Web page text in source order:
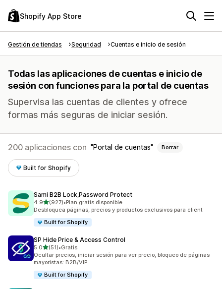
Shopify App Store
Gestión de tiendas Seguridad Cuentas e inicio de sesión
Todas las aplicaciones de cuentas e inicio de
sesión con funciones para la portal de cuentas
Supervisa las cuentas de clientes y ofrece
formas más seguras de iniciar sesión.
200 aplicaciones con Portal de cuentas Borrar
Built for Shopify
Sami B2B Lock,Password Protect
4.9de 5 estrellas
(927)
927 reseñas en total
•Plan gratis disponible
Desbloquea páginas, precios y productos exclusivos para client
Built for Shopify
SP Hide Price & Access Control
5.0de 5 estrellas
(51)
51 reseñas en total
•Gratis
Ocultar precios, iniciar sesión para ver precio, bloqueo de páginas
mayoristas: B2B/VIP
Built for Shopify